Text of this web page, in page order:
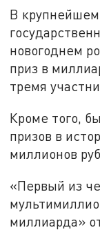
В крупнейшем
новогоднем
приз в
тремя
Кроме того,
призов в
миллионов
«Первый из
миллиарда»